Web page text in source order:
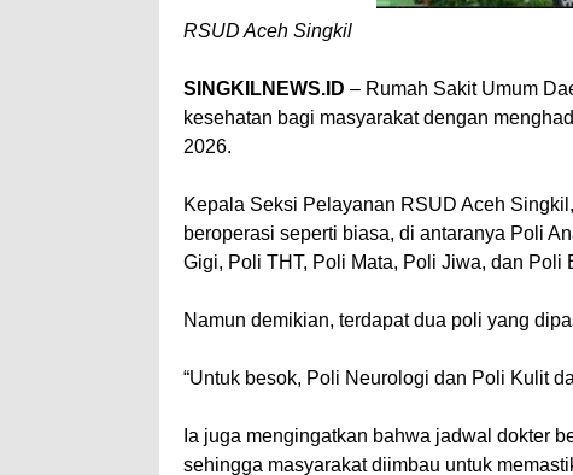
RSUD Aceh Singkil
SINGKILNEWS.ID – Rumah Sakit Umum
kesehatan bagi masyarakat dengan
2026.
Kepala Seksi Pelayanan RSUD Aceh
beroperasi seperti biasa, di antaranya Poli
Gigi, Poli THT, Poli Mata, Poli Jiwa, dan Poli
Namun demikian, terdapat dua poli yang
“Untuk besok, Poli Neurologi dan Poli Kulit
Ia juga mengingatkan bahwa jadwal dokter
sehingga masyarakat diimbau untuk